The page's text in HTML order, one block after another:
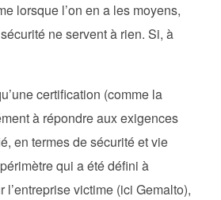
lorsque l’on en a les moyens,
ne servent à rien. Si, à
certification (comme la
à répondre aux exigences
en termes de sécurité et vie
qui a été défini à
l’entreprise victime (ici Gemalto),